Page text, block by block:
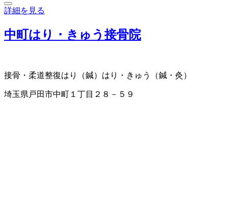
詳細を見る
中町はり・きゅう接骨院
接骨・柔道整復はり（鍼） はり・きゅう（鍼・灸）
埼玉県戸田市中町１丁目２８－５９